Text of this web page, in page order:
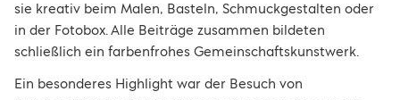
sie kreativ beim Malen, Basteln, Schmuckgestalten oder
in der Fotobox. Alle Beiträge zusammen bildeten
schließlich ein farbenfrohes Gemeinschaftskunstwerk.
Ein besonderes Highlight war der Besuch von